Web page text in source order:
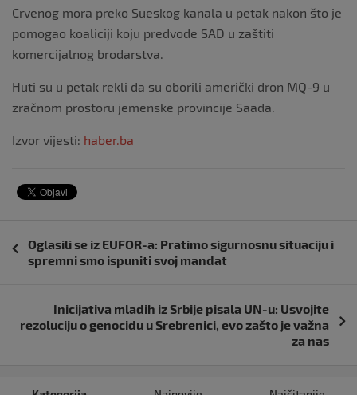
Crvenog mora preko Sueskog kanala u petak nakon što je
pomogao koaliciji koju predvode SAD u zaštiti
komercijalnog brodarstva.
Huti su u petak rekli da su oborili američki dron MQ-9 u
zračnom prostoru jemenske provincije Saada.
Izvor vijesti: haber.ba
objava
Oglasili se iz EUFOR-a: Pratimo sigurnosnu situaciju i
spremni smo ispuniti svoj mandat
Inicijativa mladih iz Srbije pisala UN-u: Usvojite
rezoluciju o genocidu u Srebrenici, evo zašto je važna
za nas